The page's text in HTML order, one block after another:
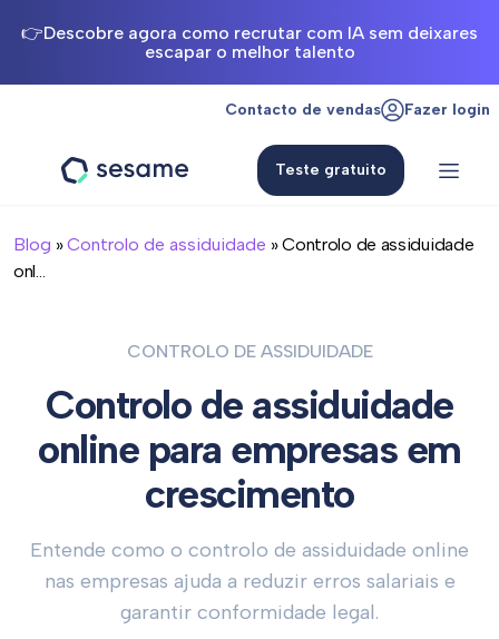
👉Descobre agora como recrutar com IA sem deixares
escapar o melhor talento
Contacto de vendas Fazer login
Teste gratuito
Blog »Controlo de assiduidade » Controlo de assiduidade
onl...
CONTROLO DE ASSIDUIDADE
Controlo de assiduidade
online para empresas em
crescimento
Entende como o controlo de assiduidade online
nas empresas ajuda a reduzir erros salariais e
garantir conformidade legal.